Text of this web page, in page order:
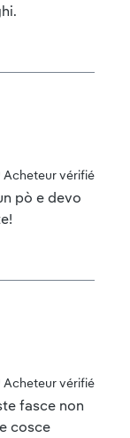
Acheteur vérifié
pò e devo
Acheteur vérifié
fasce non
cosce